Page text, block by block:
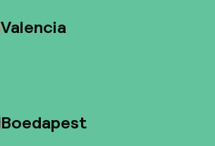
Valencia
Boedapest